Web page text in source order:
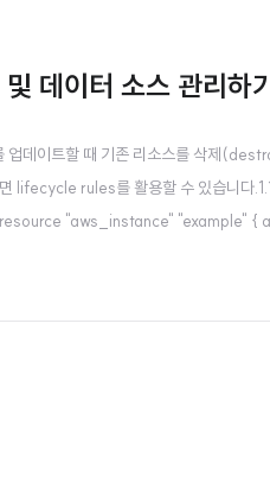
데이터 소스 관리하
데이트할 때 기존 리소스를 삭제
lifecycle rules를 활용할 수 있습니
다.resource "aws_instance"